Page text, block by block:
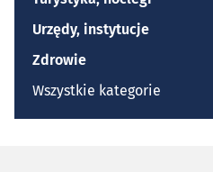
Urzędy, instytucje
Zdrowie
Wszystkie kategorie